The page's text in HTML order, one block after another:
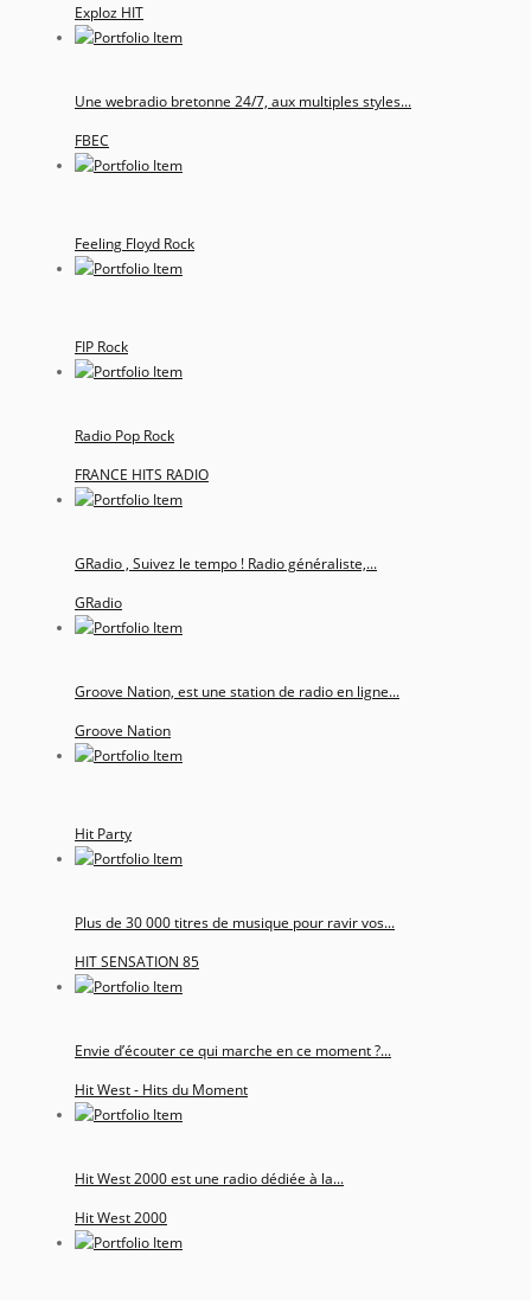
Exploz HIT
Une webradio bretonne 24/7, aux multiples styles...
FBEC
Feeling Floyd Rock
FIP Rock
Radio Pop Rock
FRANCE HITS RADIO
GRadio , Suivez le tempo ! Radio généraliste,...
GRadio
Groove Nation, est une station de radio en ligne...
Groove Nation
Hit Party
Plus de 30 000 titres de musique pour ravir vos...
HIT SENSATION 85
Envie d’écouter ce qui marche en ce moment ?...
Hit West - Hits du Moment
Hit West 2000 est une radio dédiée à la...
Hit West 2000